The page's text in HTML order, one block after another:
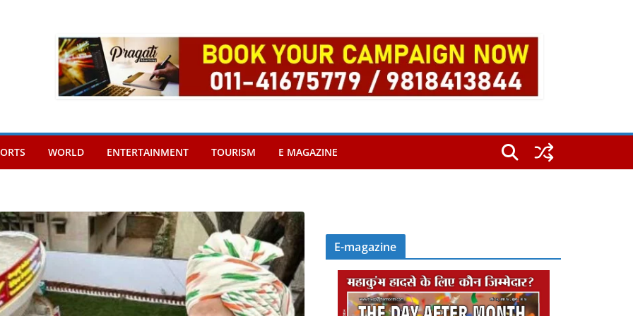
WORLD ENTERTAINMENT TOURISM E MAGAZINE
E-magazine